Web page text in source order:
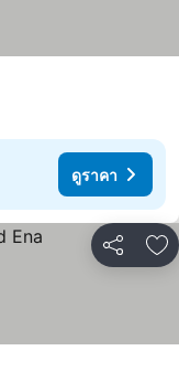
ดูราคา
แชร์ เ